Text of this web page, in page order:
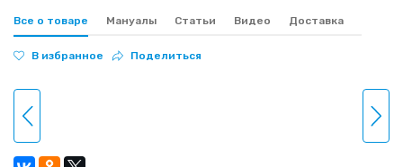
Все о товаре Мануалы Статьи Видео Доставка
В избранное Поделиться